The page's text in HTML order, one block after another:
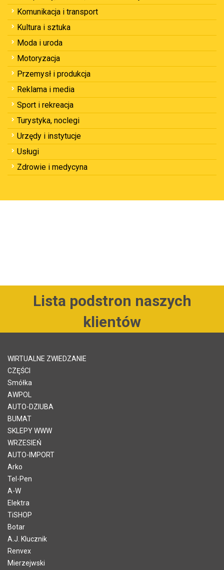
Komunikacja i transport
Kultura i sztuka
Moda i uroda
Motoryzacja
Przemysł i produkcja
Reklama i media
Sport i rekreacja
Turystyka, noclegi
Urzędy i instytucje
Usługi
Zdrowie i medycyna
Lista podstron naszych
klientów
WIRTUALNE ZWIEDZANIE
CZĘŚCI
Smółka
AWPOL
AUTO-DZIUBA
BUMAT
SKLEPY WWW
WRZESIEŃ
AUTO-IMPORT
Arko
Tel-Pen
A-W
Elektra
TiSHOP
Botar
A.J. Klucznik
Renvex
Mierzejwski